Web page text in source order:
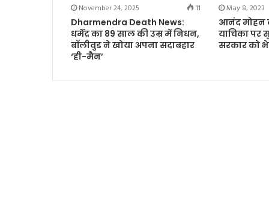
November 24, 2025
11
Dharmendra Death News:
धर्मेंद्र का 89 साल की उम्र में निधन,
बॉलीवुड ने खोया अपना सदाबहार
‘ही-मैन’
May 8, 2023
आनंद मोहन
याचिका पर
सरकार को